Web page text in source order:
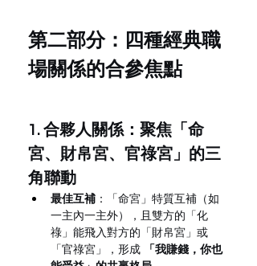
第二部分：四種經典職
場關係的合參焦點
1. 合夥人關係：聚焦「命
宮、財帛宮、官祿宮」的三
角聯動
最佳互補 ：「命宮」特質互補（如
一主內一主外），且雙方的「化
祿」能飛入對方的「財帛宮」或
「官祿宮」，形成
「我賺錢，你也